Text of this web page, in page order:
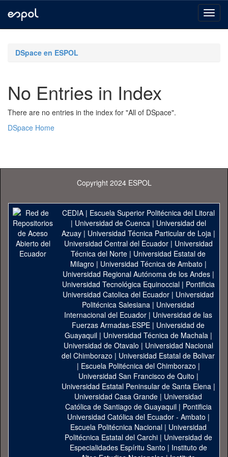
navigationDSpace en ESPOL
No Entries in Index
There are no entries in the index for "All of DSpace".
DSpace Home
Copyright 2024 ESPOL
CEDIA| Escuela Superior Politécnica del Litoral
| Universidad de Cuenca| Universidad del
Azuay| Universidad Técnica Particular de Loja|
Universidad Central del Ecuador| Universidad
Técnica del Norte | Universidad Estatal de
Milagro | Universidad Técnica de Ambato |
Universidad Regional Autónoma de los Andes|
Universidad Tecnológica Equinoccial| Pontificia
Universidad Catolica del Ecuador | Universidad
Politécnica Salesiana | Universidad
Internacional del Ecuador | Universidad de las
Fuerzas Armadas-ESPE | Universidad de
Guayaquil| Universidad Técnica de Machala|
Universidad de Otavalo | Universidad Nacional
del Chimborazo | Universidad Estatal de Bolivar
| Escuela Politécnica del Chimborazo |
Universidad San Francisco de Quito |
Universidad Estatal Peninsular de Santa Elena|
Universidad Casa Grande | Universidad
Católica de Santiago de Guayaquil| Pontificia
Universidad Católica del Ecuador - Ambato |
Escuela Politécnica Nacional| Universidad
Politécnica Estatal del Carchi| Universidad de
Especialidades Espíritu Santo | Instituto de